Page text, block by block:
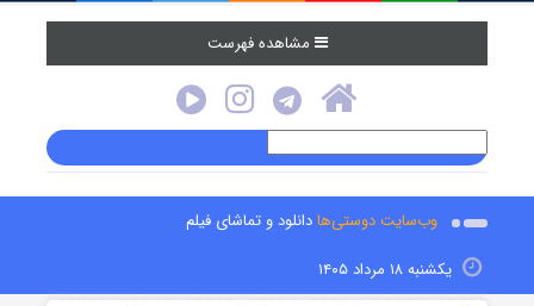
مشاهده فهرست
وب‌سایت دوستی‌هادانلود و تماشای فیلم
یکشنبه ۱۸ مرداد ۱۴۰۵